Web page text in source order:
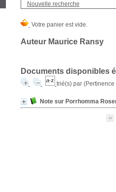
Nouvelle recherche
Auteur Maurice Ransy
Documents disponibles
trié(s) par (Pertinence
Note sur Porrhomma